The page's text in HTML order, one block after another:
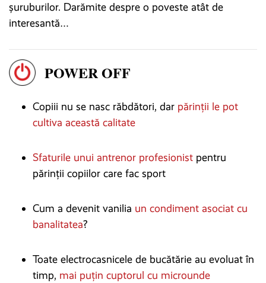
șuruburilor. Darămite despre o poveste atât de
interesantă…
POWER OFF
Copiii nu se nasc răbdători, dar părinții le pot
cultiva această calitate
Sfaturile unui antrenor profesionist pentru
părinții copiilor care fac sport
Cum a devenit vanilia un condiment asociat cu
banalitatea?
Toate electrocasnicele de bucătărie au evoluat în
timp, mai puțin cuptorul cu microunde